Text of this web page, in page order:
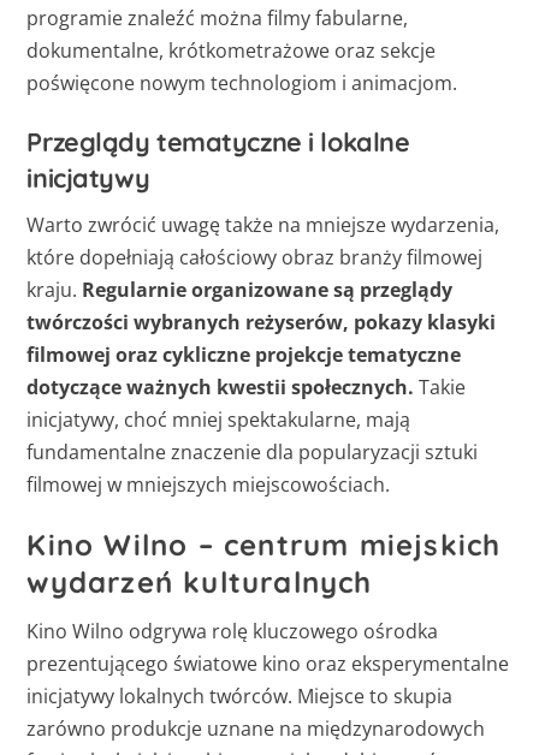
programie znaleźć można filmy fabularne,
dokumentalne, krótkometrażowe oraz sekcje
poświęcone nowym technologiom i animacjom.
Przeglądy tematyczne i lokalne
inicjatywy
Warto zwrócić uwagę także na mniejsze wydarzenia,
które dopełniają całościowy obraz branży filmowej
kraju. Regularnie organizowane są przeglądy
twórczości wybranych reżyserów, pokazy klasyki
filmowej oraz cykliczne projekcje tematyczne
dotyczące ważnych kwestii społecznych. Takie
inicjatywy, choć mniej spektakularne, mają
fundamentalne znaczenie dla popularyzacji sztuki
filmowej w mniejszych miejscowościach.
Kino Wilno – centrum miejskich
wydarzeń kulturalnych
Kino Wilno odgrywa rolę kluczowego ośrodka
prezentującego światowe kino oraz eksperymentalne
inicjatywy lokalnych twórców. Miejsce to skupia
zarówno produkcje uznane na międzynarodowych